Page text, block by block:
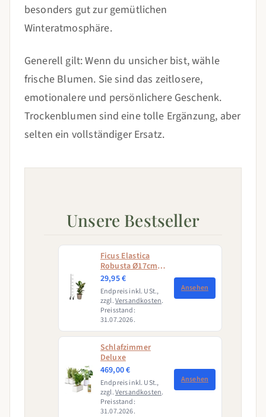
besonders gut zur gemütlichen
Winteratmosphäre.
Generell gilt: Wenn du unsicher bist, wähle
frische Blumen. Sie sind das zeitlosere,
emotionalere und persönlichere Geschenk.
Trockenblumen sind eine tolle Ergänzung, aber
selten ein vollständiger Ersatz.
Unsere Bestseller
Ficus Elastica
Robusta Ø17cm -
↕50 - 60cm
29,95 €
Endpreis inkl. USt.,
zzgl.Versandkosten.
Preisstand:
31.07.2026.
Ansehen
Schlafzimmer
Deluxe
469,00 €
Endpreis inkl. USt.,
zzgl.Versandkosten.
Preisstand:
31.07.2026.
Ansehen